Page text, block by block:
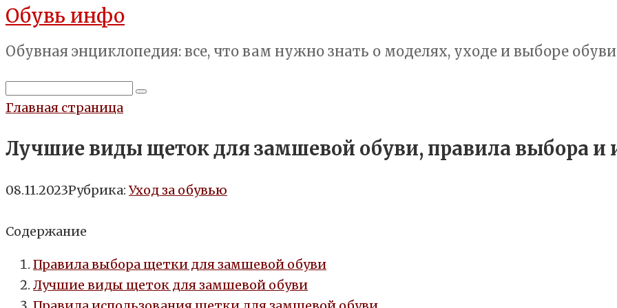
Перейти
контенту
Обувь инфо
Обувная энциклопедия: все, что вам нужно знать о моделях, уходе и выборе обуви
Поиск:
Главная страница
Лучшие виды щеток для замшевой обуви, правила выбора и
08.11.2023Рубрика: Уход за обувью
Содержание
Правила выбора щетки для замшевой обуви
Лучшие виды щеток для замшевой обуви